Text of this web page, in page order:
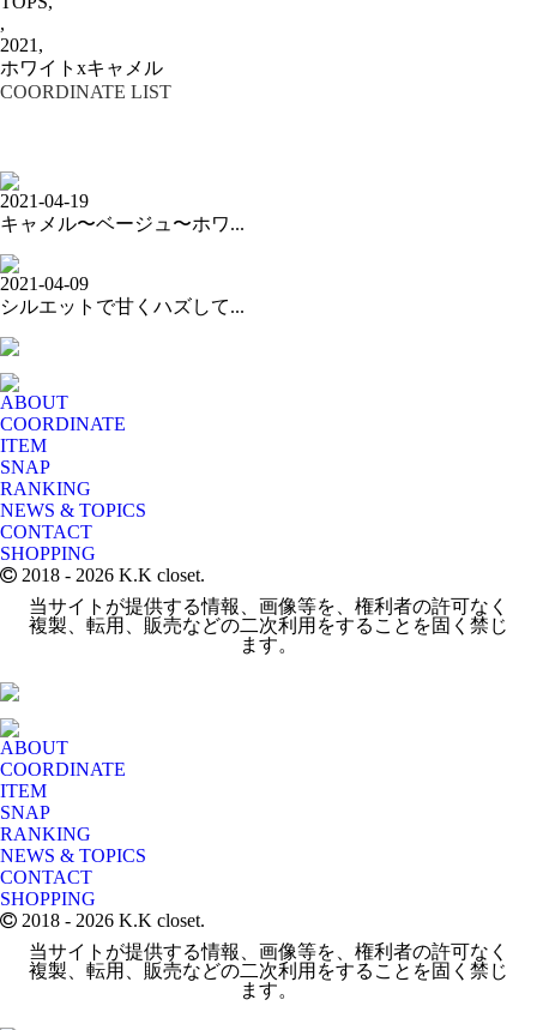
,
2021,
ホワイトxキャメル
COORDINATE LIST
2021-04-19
キャメル〜ベージュ〜ホワ...
2021-04-09
シルエットで甘くハズして...
ABOUT
COORDINATE
ITEM
SNAP
RANKING
NEWS & TOPICS
CONTACT
SHOPPING
2018 - 2026 K.K closet.
当サイトが提供する情報、画像等を、権利者の許可なく
複製、転用、販売などの二次利用をすることを固く禁じ
ます。
ABOUT
COORDINATE
ITEM
SNAP
RANKING
NEWS & TOPICS
CONTACT
SHOPPING
2018 - 2026 K.K closet.
当サイトが提供する情報、画像等を、権利者の許可なく
複製、転用、販売などの二次利用をすることを固く禁じ
ます。